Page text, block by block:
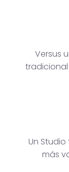
Versus
tradicional
Un
más